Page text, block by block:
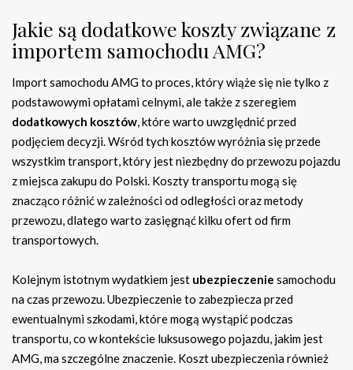
Jakie są dodatkowe koszty związane z
importem samochodu AMG?
Import samochodu AMG to proces, który wiąże się nie tylko z
podstawowymi opłatami celnymi, ale także z szeregiem
dodatkowych kosztów, które warto uwzględnić przed
podjęciem decyzji. Wśród tych kosztów wyróżnia się przede
wszystkim transport, który jest niezbędny do przewozu pojazdu
z miejsca zakupu do Polski. Koszty transportu mogą się
znacząco różnić w zależności od odległości oraz metody
przewozu, dlatego warto zasięgnąć kilku ofert od firm
transportowych.
Kolejnym istotnym wydatkiem jest ubezpieczenie samochodu
na czas przewozu. Ubezpieczenie to zabezpiecza przed
ewentualnymi szkodami, które mogą wystąpić podczas
transportu, co w kontekście luksusowego pojazdu, jakim jest
AMG, ma szczególne znaczenie. Koszt ubezpieczenia również